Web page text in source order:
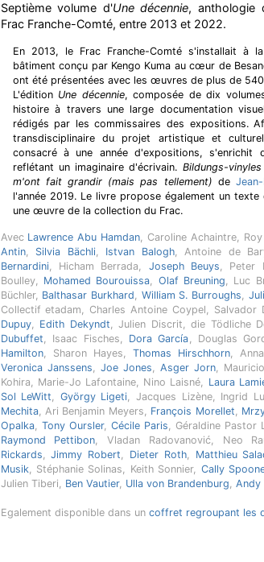
Septième volume d'Une décennie, anthologie
Frac Franche-Comté, entre 2013 et 2022.
En 2013, le Frac Franche-Comté s'installait à
bâtiment conçu par Kengo Kuma au cœur de
ont été présentées avec les œuvres de plus de
L'édition Une décennie, composée de dix
histoire à travers une large documentation
rédigés par les commissaires des expositions.
transdisciplinaire du projet artistique et
consacré à une année d'expositions, s'enrichit
reflétant un imaginaire d'écrivain. Bildungs-
m'ont fait grandir (mais pas tellement) de
l'année 2019. Le livre propose également un
une œuvre de la collection du Frac.
Avec Lawrence Abu Hamdan, Caroline Achaintre,
Antin, Silvia Bächli, Istvan Balogh, Antoine de
Bernardini, Hicham Berrada, Joseph Beuys, Peter
Boulley, Mohamed Bourouissa, Olaf Breuning, Luc
Büchler, Balthasar Burkhard, William S. Burroughs,
Collectif etadam, Charles Antoine Coypel, Salvador
Dupuy, Edith Dekyndt, Julien Discrit, die Tödliche
Dubuffet, Isaac Fisches, Dora García, Douglas
Hamilton, Sharon Hayes, Thomas Hirschhorn,
Veronica Janssens, Joe Jones, Asger Jorn,
Kohira, Marie-Jo Lafontaine, Nino Laisné, Laura
Sol LeWitt, György Ligeti, Jacques Lizène, Ingrid
Mechita, Ari Benjamin Meyers, François Morellet,
Opalka, Tony Oursler, Cécile Paris, Géraldine Pastor
Raymond Pettibon, Vladan Radovanović, Neo
Rickards,Jimmy Robert, Dieter Roth, Matthieu
Musik, Stéphanie Solinas, Keith Sonnier, Cally
Julien Tiberi, Ben Vautier, Ulla von Brandenburg, Andy
Egalement disponible dans un coffret regroupant les